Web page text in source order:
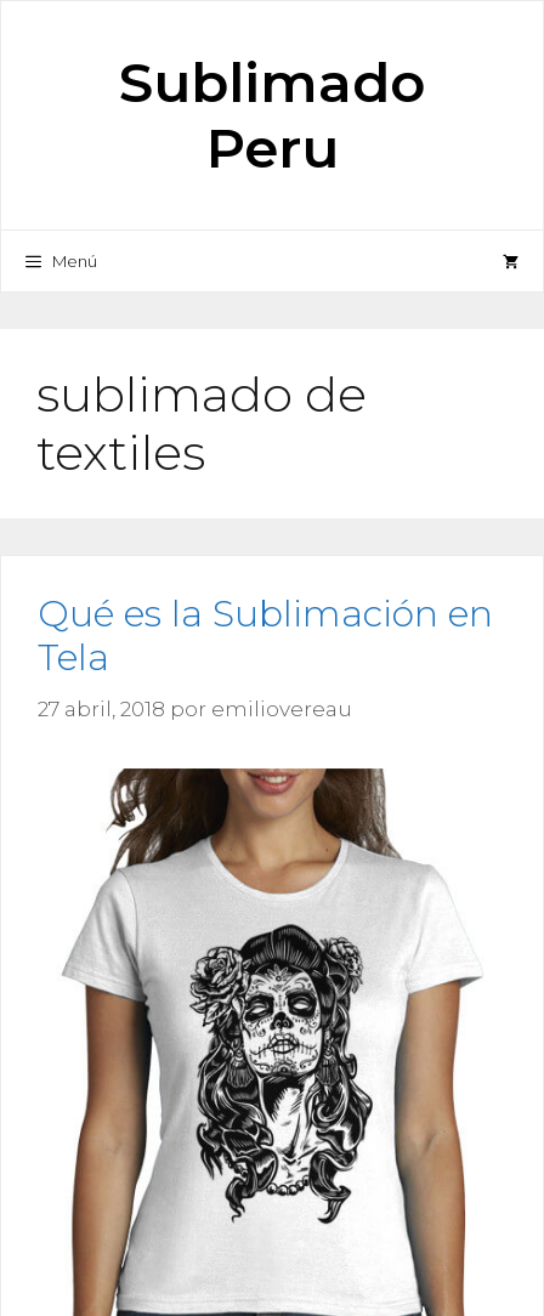
Sublimado
Peru
Menú
sublimado de
textiles
Qué es la Sublimación en
Tela
27 abril, 2018 por emiliovereau